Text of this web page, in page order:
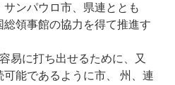
ンパウロ市、県連ととも
領事館の協力を得て推進す
易に打ち出せるために、又
能であるように市、 州、連